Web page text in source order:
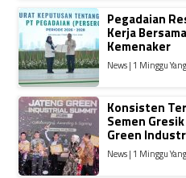
Pegadaian
Kerja
Kemenaker
News | 1 Minggu
Konsisten
Semen
Green
News | 1 Minggu